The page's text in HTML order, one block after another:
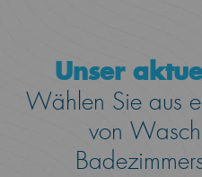
Unser
Wählen Sie aus
von